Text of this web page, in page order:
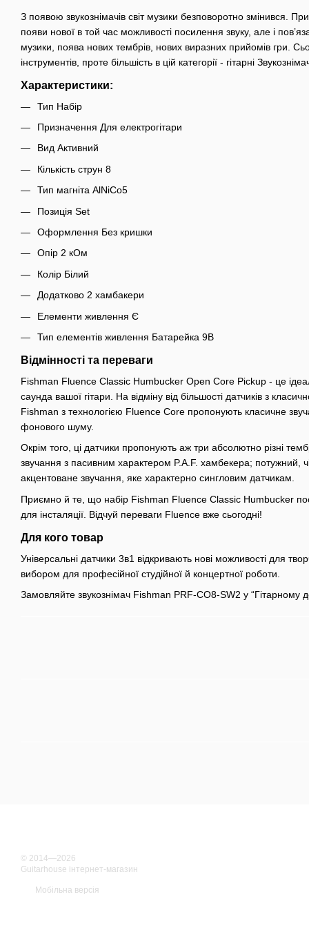
З появою звукознімачів світ музики безповоротно змінився.
появи нової в той час можливості посилення звуку, але і
музики, поява нових тембрів, нових виразних прийомів гри.
інструментів, проте більшість в цій категорії - гітарні
Характеристики:
Тип Набір
Призначення Для електрогітари
Вид Активний
Кількість струн 8
Тип магніта AlNiCo5
Позиція Set
Оформлення Без кришки
Опір 2 кОм
Колір Білий
Додатково 2 хамбакери
Елементи живлення Є
Тип елементів живлення Батарейка 9В
Відмінності та переваги
Fishman Fluence Classic Humbucker Open Core Pickup - це
саунда вашої гітари. На відміну від більшості датчиків з
Fishman з технологією Fluence Core пропонують класичне
фонового шуму.
Окрім того, ці датчики пропонують аж три абсолютно різні
звучання з пасивним характером P.A.F. хамбекера; потужний,
акцентоване звучання, яке характерно сингловим датчикам.
Приємно й те, що набір Fishman Fluence Classic Humbucker
для інсталяції. Відчуй переваги Fluence вже сьогодні!
Для кого товар
Універсальні датчики 3в1 відкривають нові можливості для
вибором для професійної студійної й концертної роботи.
Замовляйте звукознімач Fishman PRF-CO8-SW2 у “Гітарному
© 2014—2026
Guitarhouse інтернет-магазин
Мобільна версія